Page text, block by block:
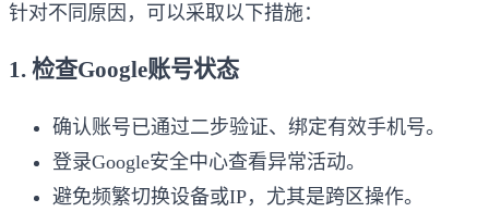
针对不同原因，可以采取以下措施：
1. 检查Google账号状态
确认账号已通过二步验证、绑定有效手机号。
登录Google安全中心查看异常活动。
避免频繁切换设备或IP，尤其是跨区操作。